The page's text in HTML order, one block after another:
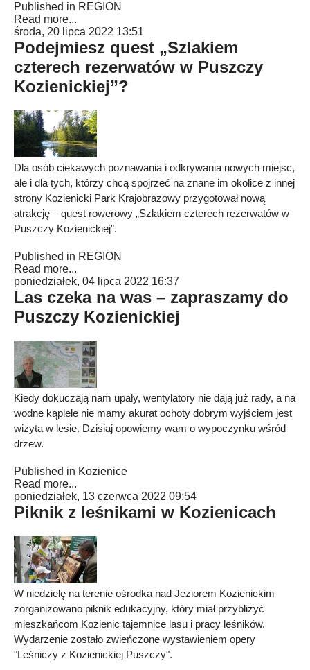
Published in REGION
Read more...
środa, 20 lipca 2022 13:51
Podejmiesz quest „Szlakiem
czterech rezerwatów w Puszczy
Kozienickiej”?
Dla osób ciekawych poznawania i odkrywania nowych miejsc,
ale i dla tych, którzy chcą spojrzeć na znane im okolice z innej
strony Kozienicki Park Krajobrazowy przygotował nową
atrakcję – quest rowerowy „Szlakiem czterech rezerwatów w
Puszczy Kozienickiej”.
Published in REGION
Read more...
poniedziałek, 04 lipca 2022 16:37
Las czeka na was – zapraszamy do
Puszczy Kozienickiej
Kiedy dokuczają nam upały, wentylatory nie dają już rady, a na
wodne kąpiele nie mamy akurat ochoty dobrym wyjściem jest
wizyta w lesie. Dzisiaj opowiemy wam o wypoczynku wśród
drzew.
Published in Kozienice
Read more...
poniedziałek, 13 czerwca 2022 09:54
Piknik z leśnikami w Kozienicach
W niedzielę na terenie ośrodka nad Jeziorem Kozienickim
zorganizowano piknik edukacyjny, który miał przybliżyć
mieszkańcom Kozienic tajemnice lasu i pracy leśników.
Wydarzenie zostało zwieńczone wystawieniem opery
"Leśniczy z Kozienickiej Puszczy".